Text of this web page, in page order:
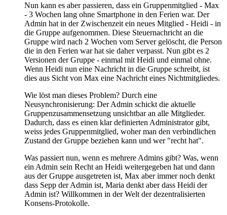
Nun kann es aber passieren, dass ein Gruppenmitglied - Max
- 3 Wochen lang ohne Smartphone in den Ferien war. Der
Admin hat in der Zwischenzeit ein neues Mitglied - Heidi - in
die Gruppe aufgenommen. Diese Steuernachricht an die
Gruppe wird nach 2 Wochen vom Server gelöscht, die Person
die in den Ferien war hat sie daher verpasst. Nun gibt es 2
Versionen der Gruppe - einmal mit Heidi und einmal ohne.
Wenn Heidi nun eine Nachricht in die Gruppe schreibt, ist
dies aus Sicht von Max eine Nachricht eines Nichtmitgliedes.
Wie löst man dieses Problem? Durch eine
Neusynchronisierung: Der Admin schickt die aktuelle
Gruppenzusammensetzung unsichtbar an alle Mitglieder.
Dadurch, dass es einen klar definierten Administrator gibt,
weiss jedes Gruppenmitglied, woher man den verbindlichen
Zustand der Gruppe beziehen kann und wer "recht hat".
Was passiert nun, wenn es mehrere Admins gibt? Was, wenn
ein Admin sein Recht an Heidi weitergegeben hat und dann
aus der Gruppe ausgetreten ist, Max aber immer noch denkt
dass Sepp der Admin ist, Maria denkt aber dass Heidi der
Admin ist? Willkommen in der Welt der dezentralisierten
Konsens-Protokolle.